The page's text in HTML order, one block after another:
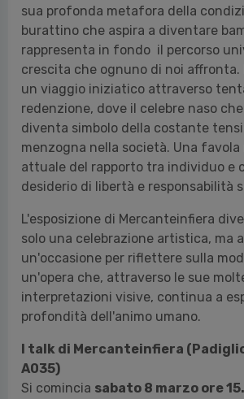
sua profonda metafora della
burattino che aspira a diventare
rappresenta in fondo il percorso
crescita che ognuno di noi affronta.
un viaggio iniziatico attraverso
redenzione, dove il celebre naso
diventa simbolo della costante
menzogna nella società. Una favola
attuale del rapporto tra individuo e
desiderio di libertà e responsabilità
L'esposizione di Mercanteinfiera
solo una celebrazione artistica, ma
un'occasione per riflettere sulla
un'opera che, attraverso le sue
interpretazioni visive, continua a
profondità dell'animo umano.
I talk di Mercanteinfiera
A035)
Si comincia sabato 8 marzo ore